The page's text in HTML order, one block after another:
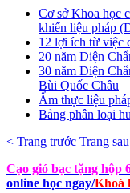
Cơ sở Khoa học
khiển liệu pháp
12 lợi ích từ việc
20 năm Diện
30 năm Diện
Bùi Quốc Châu
Ẩm thực liệu
Bảng phân loại
< Trang trước Trang
Cạo gió bạc tặng hộp
online học ngay/Khoá